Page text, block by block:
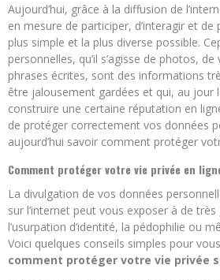
Aujourd’hui, grâce à la diffusion de
en mesure de participer, d’interagir et
plus simple et la plus diverse possible.
personnelles, qu’il s’agisse de photos,
phrases écrites, sont des informations
être jalousement gardées et qui, au jour
construire une certaine réputation en
de protéger correctement vos données
aujourd’hui savoir comment protéger
Comment protéger votre vie privée en
La divulgation de vos données
sur l’internet peut vous exposer à de
l’usurpation d’identité, la pédophilie ou
Voici quelques conseils simples pour
comment protéger votre vie privée